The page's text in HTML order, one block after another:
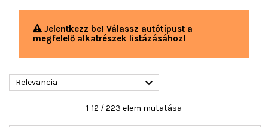
Jelentkezz be! Válassz autótípust a
megfelelő alkatrészek listázásához!
Relevancia 
1-12 / 223 elem mutatása